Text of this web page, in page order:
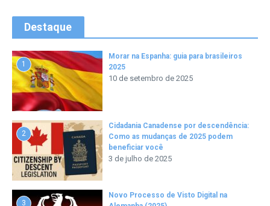
Destaque
1
Morar na Espanha: guia para brasileiros
2025
10 de setembro de 2025
2
Cidadania Canadense por descendência:
Como as mudanças de 2025 podem
beneficiar você
3 de julho de 2025
3
Novo Processo de Visto Digital na